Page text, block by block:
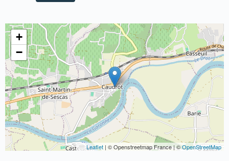
+
−
Leaflet | © Openstreetmap France | ©OpenStreetMap